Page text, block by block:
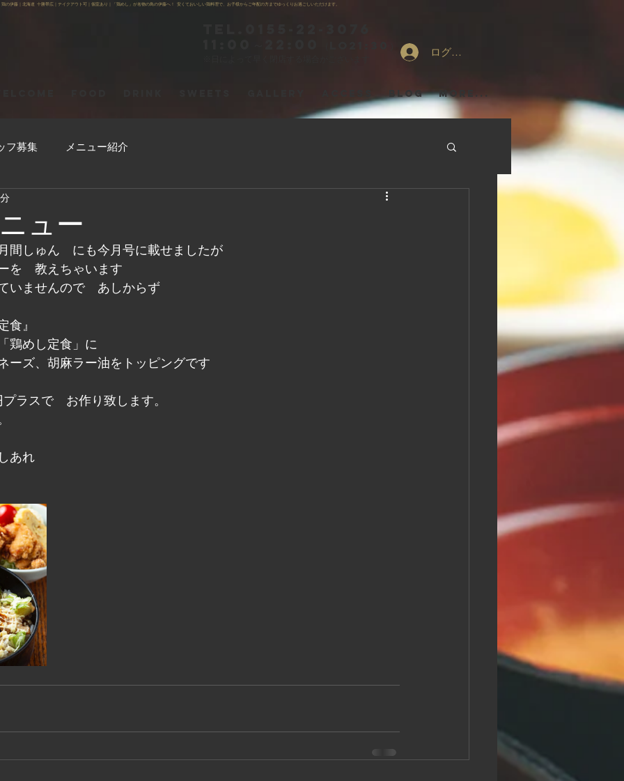
の伊藤｜北海道 十勝帯広｜テイクアウト可｜個室あり｜「鶏めし」が名物の鳥の伊藤へ！ 安くておいしい鶏料理で、お子様からご年配の方までゆっくりお過ごしいただけます。
ログイン
Blog More...
フ募集 メニュー紹介
ュー
間しゅん　にも今月号に載せましたが
を　教えちゃいます
いませんので　あしからず
食』
鶏めし定食」に
ーズ、胡麻ラー油をトッピングです
ラスで　お作り致します。
あれ